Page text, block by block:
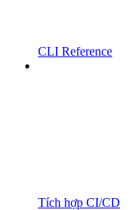
CLI Reference
Tích hợp CI/CD